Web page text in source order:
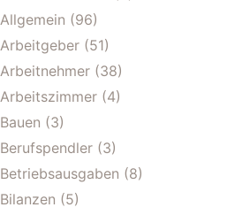
Allgemein (96)
Arbeitgeber (51)
Arbeitnehmer (38)
Arbeitszimmer (4)
Bauen (3)
Berufspendler (3)
Betriebsausgaben (8)
Bilanzen (5)